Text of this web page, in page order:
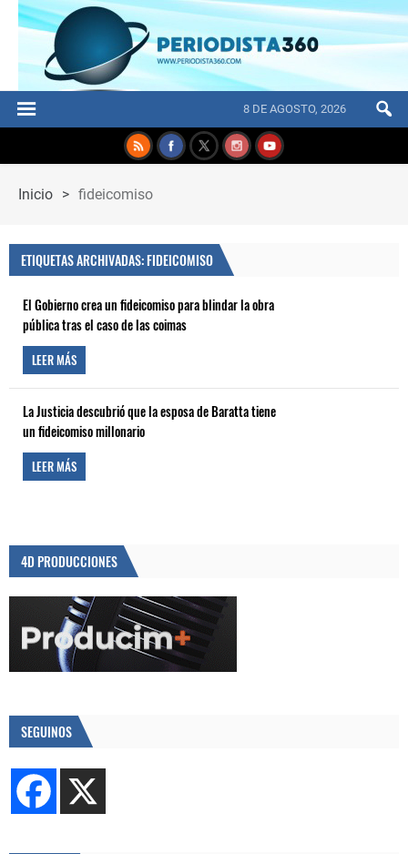
8 DE AGOSTO, 2026
Inicio > fideicomiso
ETIQUETAS ARCHIVADAS: FIDEICOMISO
El Gobierno crea un fideicomiso para blindar la obra
pública tras el caso de las coimas
LEER MÁS
La Justicia descubrió que la esposa de Baratta tiene
un fideicomiso millonario
LEER MÁS
4D PRODUCCIONES
SEGUINOS